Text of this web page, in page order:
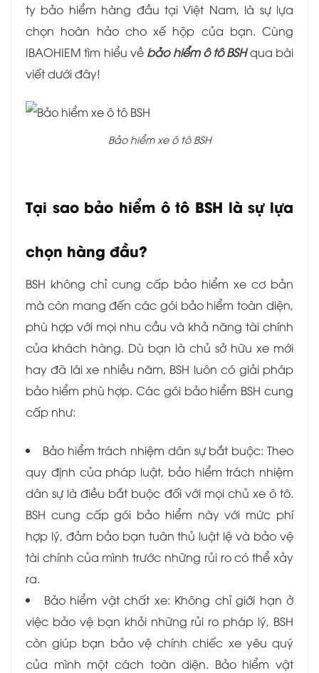
ty bảo hiểm hàng đầu tại Việt Nam, là sự lựa
chọn hoàn hảo cho xế hộp của bạn. Cùng
IBAOHIEM tìm hiểu về bảo hiểm ô tô BSHqua bài
viết dưới đây!
Bảo hiểm xe ô tô BSH
Tại sao bảo hiểm ô tô BSH là sự lựa
chọn hàng đầu?
BSH không chỉ cung cấp bảo hiểm xe cơ bản
mà còn mang đến các gói bảo hiểm toàn diện,
phù hợp với mọi nhu cầu và khả năng tài chính
của khách hàng. Dù bạn là chủ sở hữu xe mới
hay đã lái xe nhiều năm, BSH luôn có giải pháp
bảo hiểm phù hợp. Các gói bảo hiểm BSH cung
cấp như:
Bảo hiểm trách nhiệm dân sự bắt buộc: Theo
quy định của pháp luật, bảo hiểm trách nhiệm
dân sự là điều bắt buộc đối với mọi chủ xe ô tô.
BSH cung cấp gói bảo hiểm này với mức phí
hợp lý, đảm bảo bạn tuân thủ luật lệ và bảo vệ
tài chính của mình trước những rủi ro có thể xảy
ra.
Bảo hiểm vật chất xe: Không chỉ giới hạn ở
việc bảo vệ bạn khỏi những rủi ro pháp lý, BSH
còn giúp bạn bảo vệ chính chiếc xe yêu quý
của mình một cách toàn diện. Bảo hiểm vật